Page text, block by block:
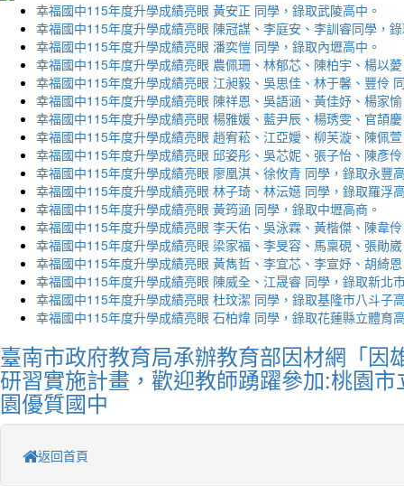
幸福國中115年度升學成績亮眼 黃安正 同學，錄取武陵高中。
幸福國中115年度升學成績亮眼 陳冠謀、李庭安、李訓睿同學，
幸福國中115年度升學成績亮眼 潘奕愷 同學，錄取內壢高中。
幸福國中115年度升學成績亮眼 農佩珊、林郁芯、陳柏宇、楊以
幸福國中115年度升學成績亮眼 江昶毅、吳思佳、林于馨、豐伶
幸福國中115年度升學成績亮眼 陳祥恩、吳語涵、黃佳妤、楊家
幸福國中115年度升學成績亮眼 楊雅媛、藍尹辰、楊琇雯、官頡
幸福國中115年度升學成績亮眼 趙宥菘、江亞嬡、柳芙漩、陳佩
幸福國中115年度升學成績亮眼 邱姿彤、吳芯妮、張子怡、陳彥
幸福國中115年度升學成績亮眼 廖凰淇、徐攸青 同學，錄取永豐
幸福國中115年度升學成績亮眼 林子琦、林沄嬨 同學，錄取羅浮
幸福國中115年度升學成績亮眼 黃筠涵 同學，錄取中壢高商。
幸福國中115年度升學成績亮眼 李天佑、吳泳霖、黃楷傑、陳韋
幸福國中115年度升學成績亮眼 梁家福、李旻容、馬稟硯、張勛
幸福國中115年度升學成績亮眼 黃雋哲、李宜芯、李宣妤、胡綺
幸福國中115年度升學成績亮眼 陳威全、江晟睿 同學，錄取新北
幸福國中115年度升學成績亮眼 杜玟潔 同學，錄取基隆市八斗子
幸福國中115年度升學成績亮眼 石柏煒 同學，錄取花蓮縣立體育
臺南市政府教育局承辦教育部因材網「因
研習實施計畫，歡迎教師踴躍參加:桃園
園優質國中
返回首頁